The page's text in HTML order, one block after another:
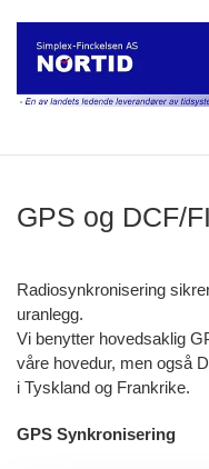
GPS og DCF/
Radiosynkronisering
uranlegg.
Vi benytter hovedsaklig
våre hovedur, men også
i Tyskland og Frankrike.
GPS Synkronisering